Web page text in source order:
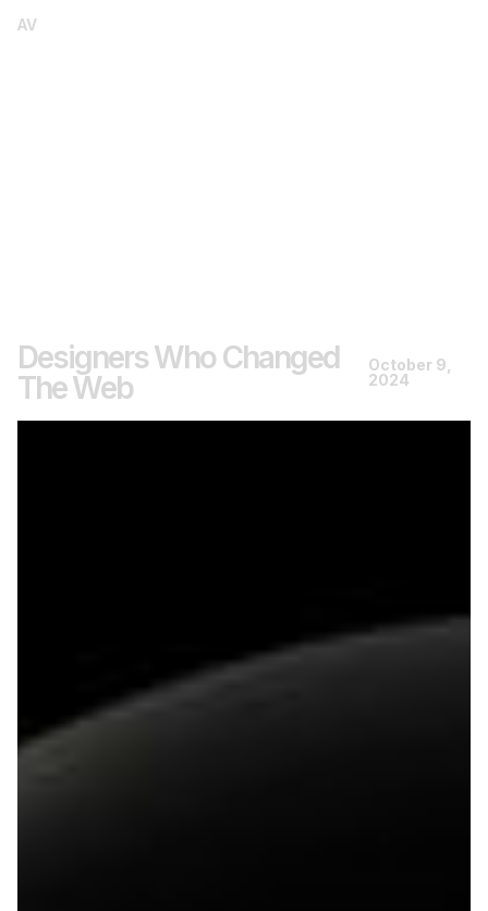
AV
Designers Who Changed
The Web
October 9,
2024